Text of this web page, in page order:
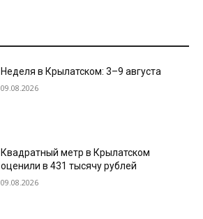
Неделя в Крылатском: 3–9 августа
09.08.2026
Квадратный метр в Крылатском
оценили в 431 тысячу рублей
09.08.2026